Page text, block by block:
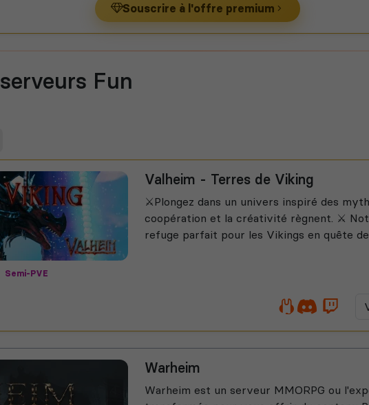
Souscrire à l'offre premium
serveurs Fun
Semi-PVE
Valheim - Terres de Viking
⚔️Plongez dans un univers inspiré des
coopération et la créativité règnent. ⚔️
refuge parfait pour les Vikings en quête de
Warheim
Warheim est un serveur MMORPG ou